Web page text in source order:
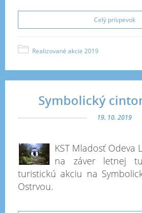
Celý príspevok
Realizované akcie 2019
Symbolický
19. 10. 2019
KST Mladosť Odeva
na záver letnej
turistickú akciu na
Ostrvou.